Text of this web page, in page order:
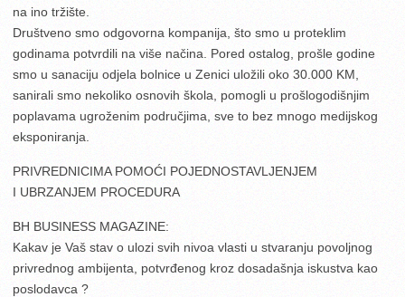
na ino tržište.
Društveno smo odgovorna kompanija, što smo u proteklim
godinama potvrdili na više načina. Pored ostalog, prošle godine
smo u sanaciju odjela bolnice u Zenici uložili oko 30.000 KM,
sanirali smo nekoliko osnovih škola, pomogli u prošlogodišnjim
poplavama ugroženim područjima, sve to bez mnogo medijskog
eksponiranja.
PRIVREDNICIMA POMOĆI POJEDNOSTAVLJENJEM
I UBRZANJEM PROCEDURA
BH BUSINESS MAGAZINE:
Kakav je Vaš stav o ulozi svih nivoa vlasti u stvaranju povoljnog
privrednog ambijenta, potvrđenog kroz dosadašnja iskustva kao
poslodavca ?